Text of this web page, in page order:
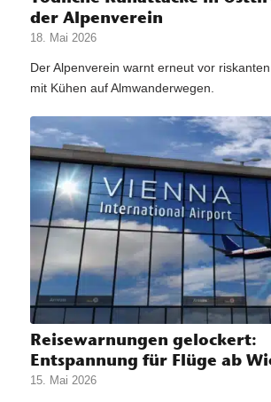
der Alpenverein
18. Mai 2026
Der Alpenverein warnt erneut vor
mit Kühen auf Almwanderwegen.
Reisewarnungen gelockert:
Entspannung für Flüge ab
15. Mai 2026